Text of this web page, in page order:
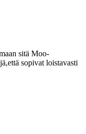
sitä Moo-
sopivat loistavasti